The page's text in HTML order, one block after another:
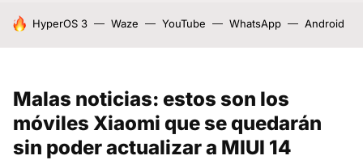
HOY SE HABLA DE
HyperOS 3 Waze YouTube WhatsApp Android
Malas noticias: estos son los
móviles Xiaomi que se quedarán
sin poder actualizar a MIUI 14